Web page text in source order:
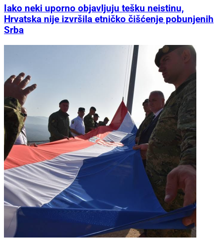
Iako neki uporno objavljuju tešku neistinu,
Hrvatska nije izvršila etničko čišćenje pobunjenih
Srba